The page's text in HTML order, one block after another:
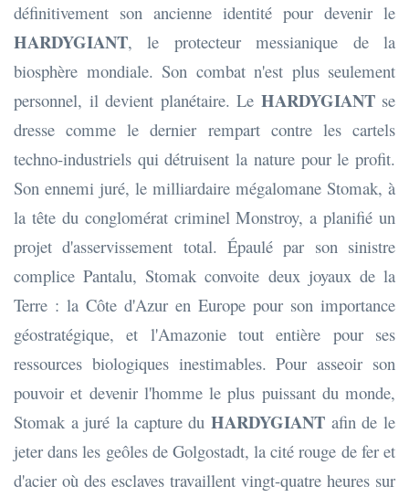
définitivement son ancienne identité pour devenir le
HARDYGIANT, le protecteur messianique de la
biosphère mondiale. Son combat n'est plus seulement
personnel, il devient planétaire. Le HARDYGIANTse
dresse comme le dernier rempart contre les cartels
techno-industriels qui détruisent la nature pour le profit.
Son ennemi juré, le milliardaire mégalomane Stomak, à
la tête du conglomérat criminel Monstroy, a planifié un
projet d'asservissement total. Épaulé par son sinistre
complice Pantalu, Stomak convoite deux joyaux de la
Terre : la Côte d'Azur en Europe pour son importance
géostratégique, et l'Amazonie tout entière pour ses
ressources biologiques inestimables. Pour asseoir son
pouvoir et devenir l'homme le plus puissant du monde,
Stomak a juré la capture du HARDYGIANT afin de le
jeter dans les geôles de Golgostadt, la cité rouge de fer et
d'acier où des esclaves travaillent vingt-quatre heures sur